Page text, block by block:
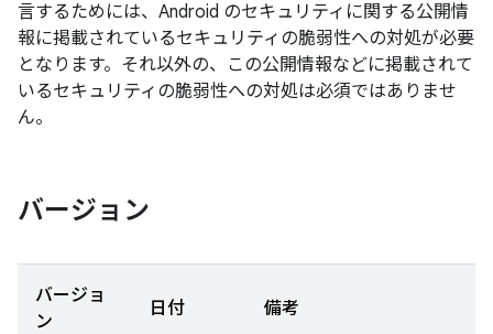
言するためには、Android のセキュリティに関する公開情
報に掲載されているセキュリティの脆弱性への対処が必要
となります。それ以外の、この公開情報などに掲載されて
いるセキュリティの脆弱性への対処は必須ではありませ
ん。
バージョン
バージョ
ン
日付 備考